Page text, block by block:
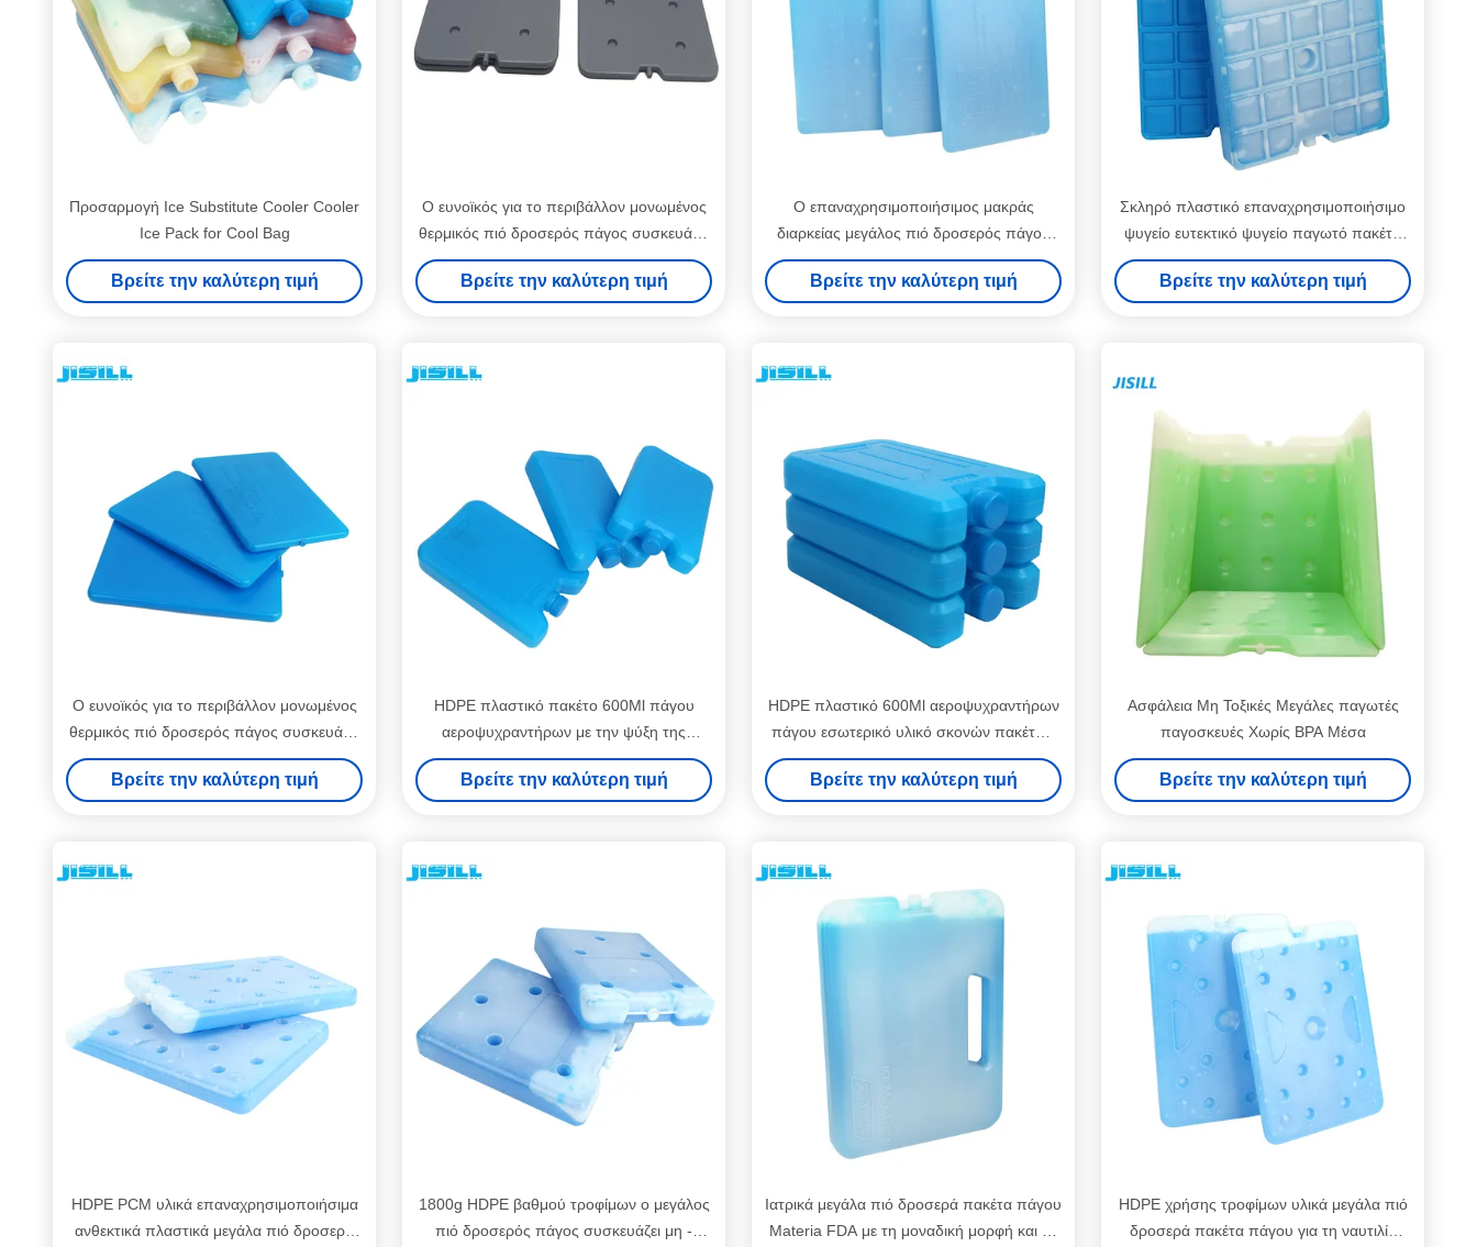
Προσαρμογή Ice Substitute Cooler Cooler
Ice Pack for Cool Bag
Βρείτε την καλύτερη τιμή
Ο ευνοϊκός για το περιβάλλον μονωμένος
θερμικός πιό δροσερός πάγος συσκευάζει
τα παγωμένα πακέτα πηκτωμάτων
Βρείτε την καλύτερη τιμή
Ο επαναχρησιμοποιήσιμος μακράς
διαρκείας μεγάλος πιό δροσερός πάγος
συσκευάζει 32*19*1cm με την ικανότητα
600ml
Βρείτε την καλύτερη τιμή
Σκληρό πλαστικό επαναχρησιμοποιήσιμο
ψυγείο ευτεκτικό ψυγείο παγωτό πακέτο
PCM υλικό αλλαγής φάσης
Βρείτε την καλύτερη τιμή
Ο ευνοϊκός για το περιβάλλον μονωμένος
θερμικός πιό δροσερός πάγος συσκευάζει
το παγωμένο τούβλο πάγου πακέτων
πηκτωμάτων
Βρείτε την καλύτερη τιμή
HDPE πλαστικό πακέτο 600Ml πάγου
αεροψυχραντήρων με την ψύξη της
σκόνης μέσα στο υλικό
Βρείτε την καλύτερη τιμή
HDPE πλαστικό 600Ml αεροψυχραντήρων
πάγου εσωτερικό υλικό σκονών πακέτων
δροσίζοντας
Βρείτε την καλύτερη τιμή
Ασφάλεια Μη Τοξικές Μεγάλες παγωτές
παγοσκευές Χωρίς BPA Μέσα
Βρείτε την καλύτερη τιμή
HDPE PCM υλικά επαναχρησιμοποιήσιμα
ανθεκτικά πλαστικά μεγάλα πιό δροσερά
1800g HDPE βαθμού τροφίμων ο μεγάλος
πιό δροσερός πάγος συσκευάζει μη -
Ιατρικά μεγάλα πιό δροσερά πακέτα πάγου
Materia FDA με τη μοναδική μορφή και το
HDPE χρήσης τροφίμων υλικά μεγάλα πιό
δροσερά πακέτα πάγου για τη ναυτιλία